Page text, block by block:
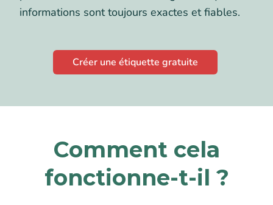
informations sont toujours exactes et fiables.
Créer une étiquette gratuite
Comment cela
fonctionne-t-il ?